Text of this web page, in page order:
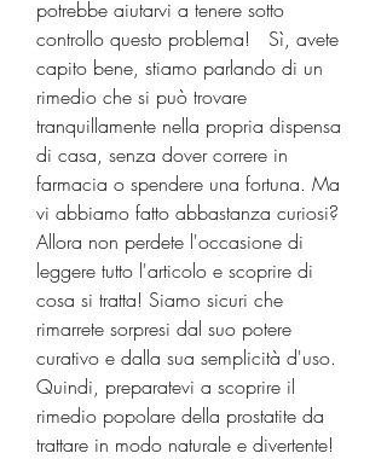
potrebbe aiutarvi a tenere sotto
controllo questo problema!   Sì, avete
capito bene, stiamo parlando di un
rimedio che si può trovare
tranquillamente nella propria dispensa
di casa, senza dover correre in
farmacia o spendere una fortuna. Ma
vi abbiamo fatto abbastanza curiosi?
Allora non perdete l'occasione di
leggere tutto l'articolo e scoprire di
cosa si tratta! Siamo sicuri che
rimarrete sorpresi dal suo potere
curativo e dalla sua semplicità d'uso.
Quindi, preparatevi a scoprire il
rimedio popolare della prostatite da
trattare in modo naturale e divertente!